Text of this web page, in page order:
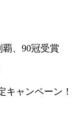
、90冠受賞
ャンペーン！